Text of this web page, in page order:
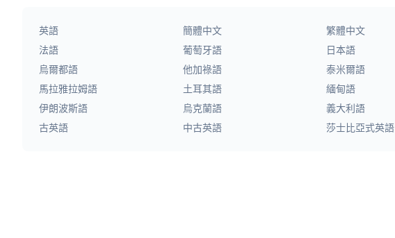
英語 簡體中文 繁體中文
法語
葡萄牙語 日本語
烏爾都語
他加祿語 泰米爾語
馬拉雅拉姆語
土耳其語 緬甸語
伊朗波斯語
烏克蘭語 義大利語
古英語
中古英語 莎士比亞式英語